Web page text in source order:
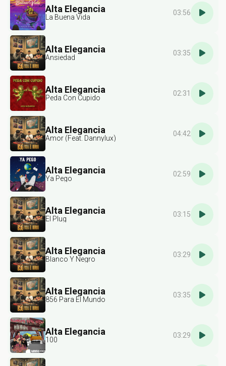
Alta Elegancia
La Buena Vida
03:56
Alta Elegancia
Ansiedad
03:35
Alta Elegancia
Peda Con Cupido
02:31
Alta Elegancia
Amor (Feat. Dannylux)
04:42
Alta Elegancia
Ya Pego
02:59
Alta Elegancia
El Plug
03:15
Alta Elegancia
Blanco Y Negro
03:29
Alta Elegancia
856 Para El Mundo
03:35
Alta Elegancia
100
03:29